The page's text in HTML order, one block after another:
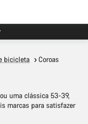
bicicleta Coroas
uma clássica 53-39,
marcas para satisfazer